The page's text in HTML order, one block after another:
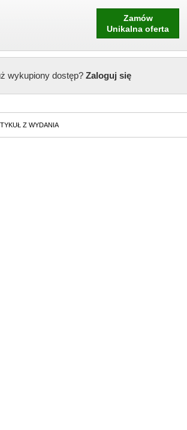
Zamów
Unikalna oferta
wykupiony dostęp?Zaloguj się
Z WYDANIA